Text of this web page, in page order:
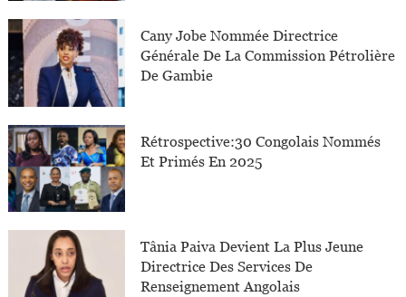
Cany Jobe Nommée Directrice
Générale De La Commission Pétrolière
De Gambie
Rétrospective:30 Congolais Nommés
Et Primés En 2025
Tânia Paiva Devient La Plus Jeune
Directrice Des Services De
Renseignement Angolais